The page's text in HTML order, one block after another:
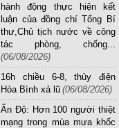
hành động thực hiện kết
luận của đồng chí Tổng Bí
thư,Chủ tịch nước về công
tác phòng, chống...
(06/08/2026)
16h chiều 6-8, thủy điện
Hòa Bình xả lũ (06/08/2026)
Ấn Độ: Hơn 100 người thiệt
mạng trong mùa mưa khốc